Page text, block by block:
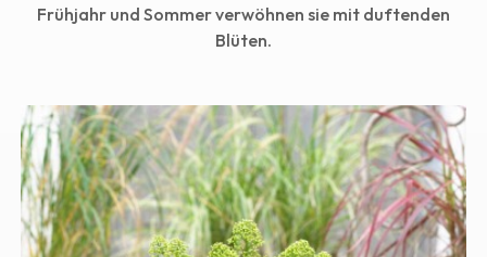
Frühjahr und Sommer verwöhnen sie mit duftenden
Blüten.